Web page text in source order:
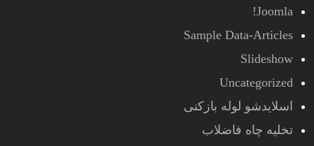
Joomla!
Sample Data-Articles
Slideshow
Uncategorized
اسلایدشو لوله بازکنی
تخلیه چاه فاضلاب